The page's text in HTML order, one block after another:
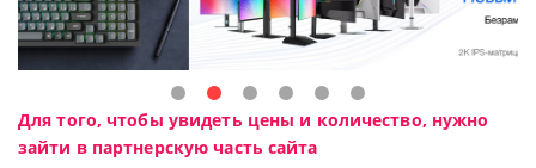
Для того, чтобы увидеть цены и количество, нужно
зайти в партнерскую часть сайта